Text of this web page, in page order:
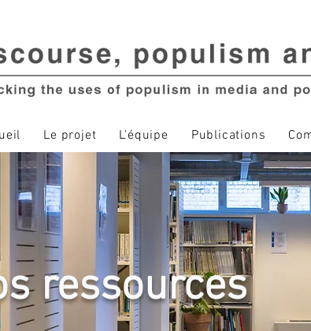
Le projet L'équipe Publications
ressources